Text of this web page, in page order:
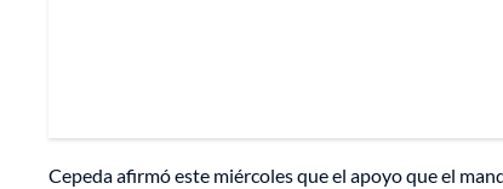
Cepeda afirmó este miércoles que el apoyo que el